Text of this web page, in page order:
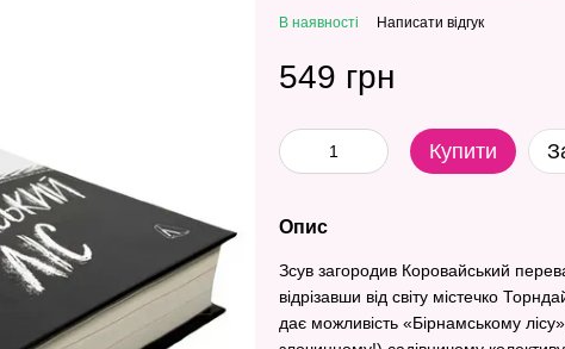
В наявності Написати відгук
549 грн
Купити
Опис
Зсув загородив Коровайський
відрізавши від світу містечко
дає можливість «Бірнамському